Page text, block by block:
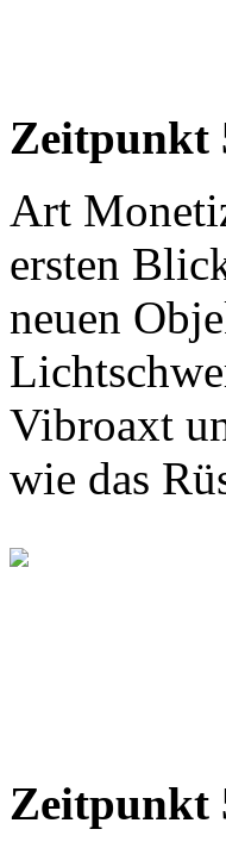
Zeitpunkt
Art
ersten
neuen
Vibroaxt
wie das
Zeitpunkt